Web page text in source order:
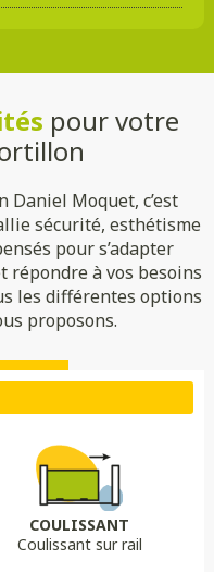
pour votre
Moquet, c’est
sécurité, esthétisme
pour s’adapter
à vos besoins
les différentes options
proposons.
COULISSANT
Coulissant sur rail
Bombé inversé
de gendarme inversé
Portail ajouré
OPTION
Lame déco sur mesure
305